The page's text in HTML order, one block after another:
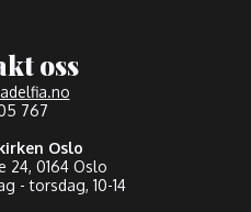
oss
767
Oslo
24, 0164 Oslo
- torsdag, 10-14